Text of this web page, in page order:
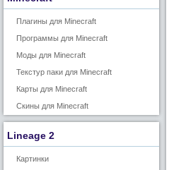
Плагины для Minecraft
Программы для Minecraft
Моды для Minecraft
Текстур паки для Minecraft
Карты для Minecraft
Скины для Minecraft
Lineage 2
Картинки